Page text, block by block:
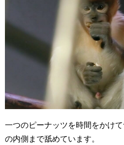
一つのピーナッツを時間をかけ
の内側まで舐めています。